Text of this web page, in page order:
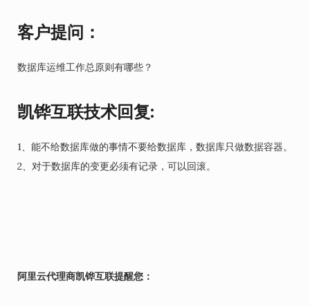
客户提问：
数据库运维工作总原则有哪些？
凯铧互联技术回复:
1、能不给数据库做的事情不要给数据库，数据库只做数据容器。
2、对于数据库的变更必须有记录，可以回滚。
阿里云代理商凯铧互联提醒您：